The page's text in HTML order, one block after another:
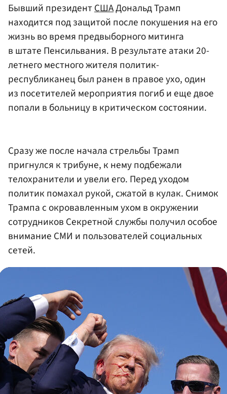
Бывший президентСШАДональд Трамп
находится под защитой после покушения на его
жизнь во время предвыборного митинга
в штате Пенсильвания. В результате атаки 20-
летнего местного жителя политик-
республиканец был ранен в правое ухо, один
из посетителей мероприятия погиб и еще двое
попали в больницу в критическом состоянии.
Сразу же после начала стрельбы Трамп
пригнулся к трибуне, к нему подбежали
телохранители и увели его. Перед уходом
политик помахал рукой, сжатой в кулак. Снимок
Трампа с окровавленным ухом в окружении
сотрудников Секретной службы получил особое
внимание СМИ и пользователей социальных
сетей.